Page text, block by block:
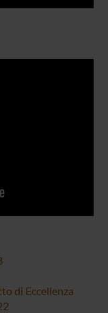
di Eccellenza